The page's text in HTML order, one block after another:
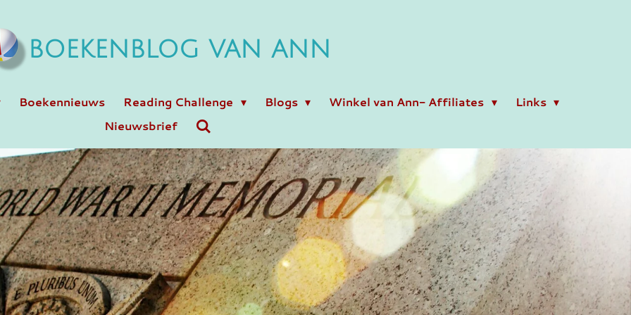
BOEKENBLOG VAN ANN
Boekennieuws Reading Challenge Blogs Winkel van Ann- Affiliates
Links
Nieuwsbrief